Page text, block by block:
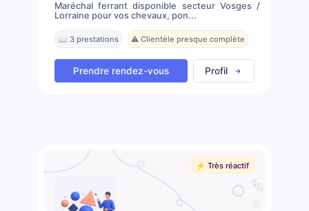
Maréchal ferrant disponible secteur Vosges /
Lorraine pour vos chevaux, pon...
📖 3 prestations ⚠️ Clientèle presque complète
Prendre rendez-vous Profil
⚡️ Très réactif